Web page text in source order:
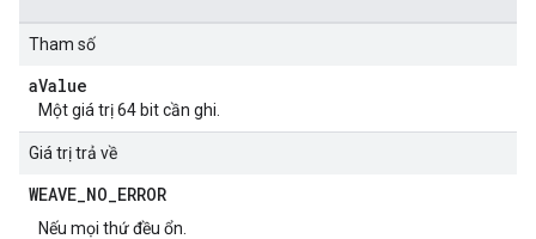
Tham số
aValue
Một giá trị 64 bit cần ghi.
Giá trị trả về
WEAVE_NO_ERROR
Nếu mọi thứ đều ổn.